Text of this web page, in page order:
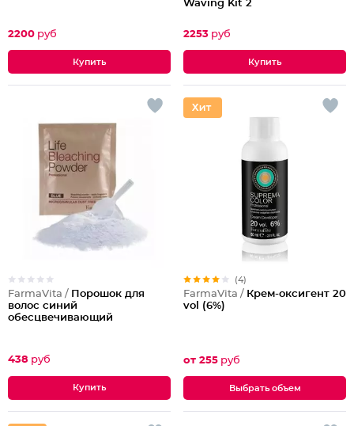
2200 руб
Waving Kit 2
2253 руб
FarmaVita / Порошок для
волос синий
обесцвечивающий
438 руб
(4)
FarmaVita / Крем-оксигент 20
vol (6%)
от 255 руб
Выбрать объем